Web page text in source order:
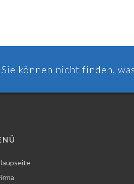
können nicht finden,